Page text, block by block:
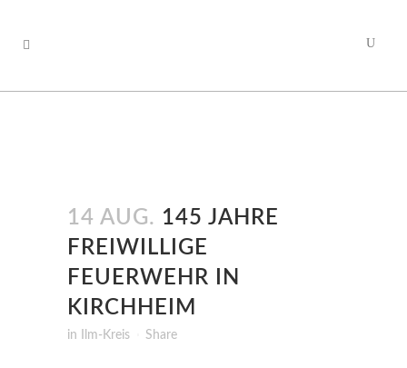
14 AUG. 145 JAHRE
FREIWILLIGE
FEUERWEHR IN
KIRCHHEIM
in Ilm-Kreis Share